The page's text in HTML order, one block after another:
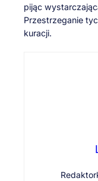
pijąc
Przestrzeganie
kuracji.